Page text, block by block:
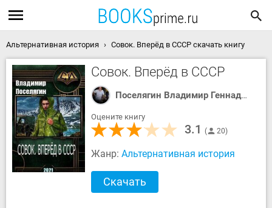
Альтернативная история Совок. Вперёд в СССР скачать книгу
Совок. Вперёд в СССР
Поселягин Владимир Геннадьевич
Оцените книгу
3.1 20
Жанр: Альтернативная история
Скачать